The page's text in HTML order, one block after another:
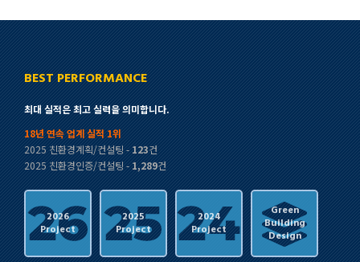
BEST PERFORMANCE
최대 실적은 최고 실력을 의미합니다.
18년 연속 업계 실적 1위
2025 친환경계획/컨설팅 -123건
2025 친환경인증/컨설팅 -1,289건
2026
Project
2025
Project
2024
Project
Green
Building
Design